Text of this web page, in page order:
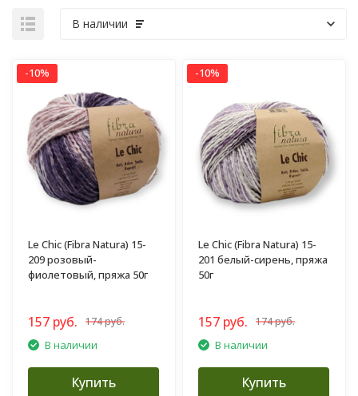
В наличии
-10%
Le Chic (Fibra Natura) 15-
209 розовый-
фиолетовый, пряжа 50г
157 руб. 174 руб.
В наличии
Купить
-10%
Le Chic (Fibra Natura) 15-
201 белый-сирень, пряжа
50г
157 руб. 174 руб.
В наличии
Купить